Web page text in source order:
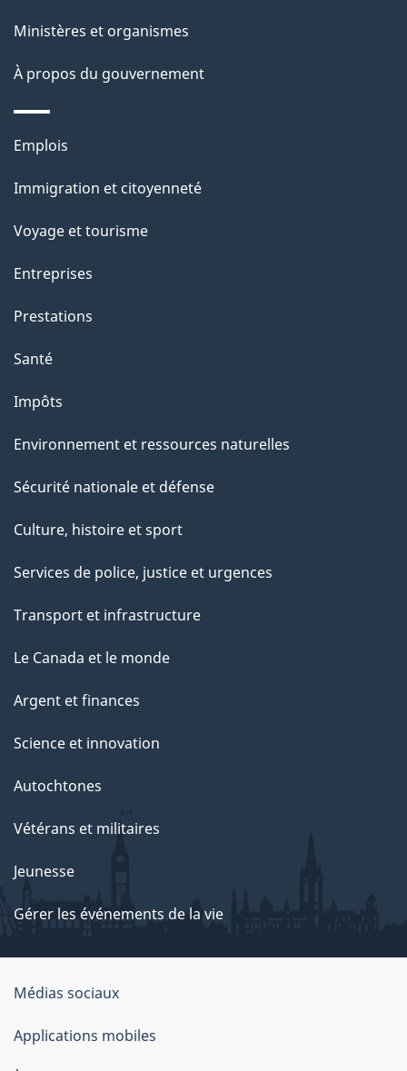
p
a
Ministères et organismes
À propos du gouvernement
Thèmes
sujets
Emplois
Immigration et citoyenneté
Voyage et tourisme
Entreprises
Prestations
Santé
Impôts
Environnement et ressources naturelles
Sécurité nationale et défense
Culture, histoire et sport
Services de police, justice et urgences
Transport et infrastructure
Le Canada et le monde
Argent et finances
Science et innovation
Autochtones
Vétérans et militaires
Jeunesse
Gérer les événements de la vie
Organisation
du
gouvernement
Médias sociaux
Applications mobiles